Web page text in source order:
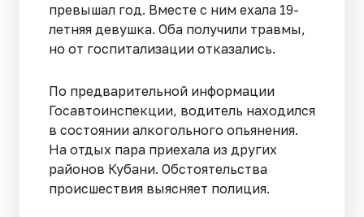
превышал год. Вместе с ним ехала 19-
летняя девушка. Оба получили травмы,
но от госпитализации отказались.
По предварительной информации
Госавтоинспекции, водитель находился
в состоянии алкогольного опьянения.
На отдых пара приехала из других
районов Кубани. Обстоятельства
происшествия выясняет полиция.